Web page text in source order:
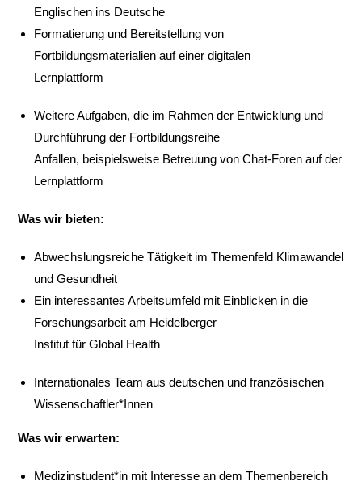
Englischen ins Deutsche
Formatierung und Bereitstellung von
Fortbildungsmaterialien auf einer digitalen
Lernplattform
Weitere Aufgaben, die im Rahmen der Entwicklung und
Durchführung der Fortbildungsreihe
Anfallen, beispielsweise Betreuung von Chat-Foren auf der
Lernplattform
Was wir bieten:
Abwechslungsreiche Tätigkeit im Themenfeld Klimawandel
und Gesundheit
Ein interessantes Arbeitsumfeld mit Einblicken in die
Forschungsarbeit am Heidelberger
Institut für Global Health
Internationales Team aus deutschen und französischen
Wissenschaftler*Innen
Was wir erwarten:
Medizinstudent*in mit Interesse an dem Themenbereich